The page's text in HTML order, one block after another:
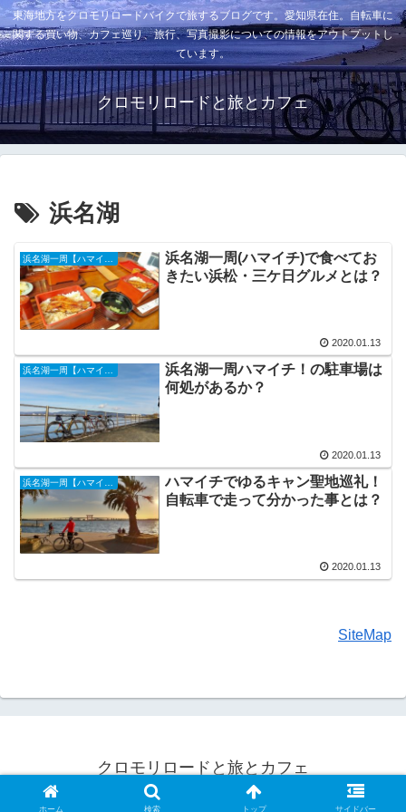
東海地方をクロモリロードバイクで旅するブログです。愛知県在住。自転車に
関する買い物、カフェ巡り、旅行、写真撮影についての情報をアウトプットし
ています。
クロモリロードと旅とカフェ
浜名湖
浜名湖一周(ハマイチ)で食べてお
きたい浜松・三ケ日グルメとは？
2020.01.13
浜名湖一周【ハマイチ】
浜名湖一周ハマイチ！の駐車場は
何処があるか？
2020.01.13
ハマイチでゆるキャン聖地巡礼！
自転車で走って分かった事とは？
2020.01.13
SiteMap
クロモリロードと旅とカフェ
© 2016 クロモリロードと旅とカフェ.
ホーム 検索 トップ サイドバー